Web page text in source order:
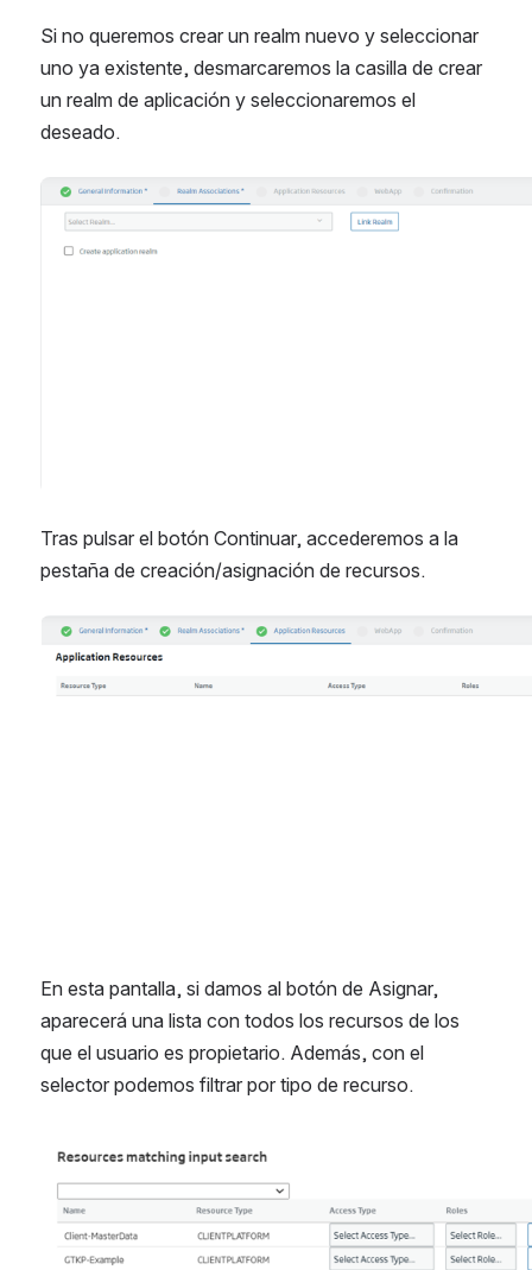
Si no queremos crear un realm nuevo y seleccionar
uno ya existente, desmarcaremos la casilla de crear
un realm de aplicación y seleccionaremos el
deseado.
Abrir
Tras pulsar el botón Continuar, accederemos a la
pestaña de creación/asignación de recursos.
Abrir
En esta pantalla, si damos al botón de Asignar,
aparecerá una lista con todos los recursos de los
que el usuario es propietario. Además, con el
selector podemos filtrar por tipo de recurso.